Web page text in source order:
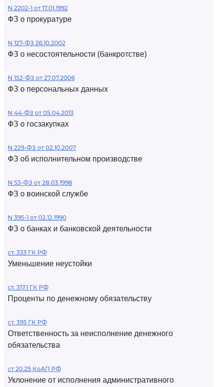
N 2202-1 от 17.01.1992
ФЗ о прокуратуре
N 127-ФЗ 26.10.2002
ФЗ о несостоятельности (банкротстве)
N 152-ФЗ от 27.07.2006
ФЗ о персональных данных
N 44-ФЗ от 05.04.2013
ФЗ о госзакупках
N 229-ФЗ от 02.10.2007
ФЗ об исполнительном производстве
N 53-ФЗ от 28.03.1998
ФЗ о воинской службе
N 395-1 от 02.12.1990
ФЗ о банках и банковской деятельности
ст. 333 ГК РФ
Уменьшение неустойки
ст. 317.1 ГК РФ
Проценты по денежному обязательству
ст. 395 ГК РФ
Ответственность за неисполнение денежного
обязательства
ст 20.25 КоАП РФ
Уклонение от исполнения административного